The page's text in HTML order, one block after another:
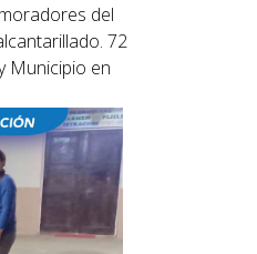
del
72
Municipio en